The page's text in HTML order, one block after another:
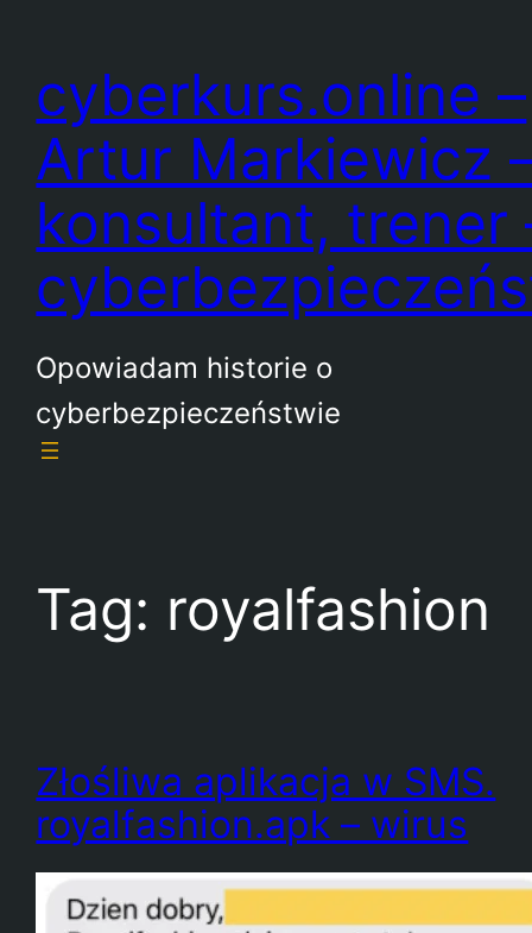
treści
cyberkurs.online –
Artur Markiewicz
konsultant, trener
Opowiadam historie o
cyberbezpieczeństwie
Tag: royalfashion
Złośliwa aplikacja w SMS.
royalfashion.apk – wirus